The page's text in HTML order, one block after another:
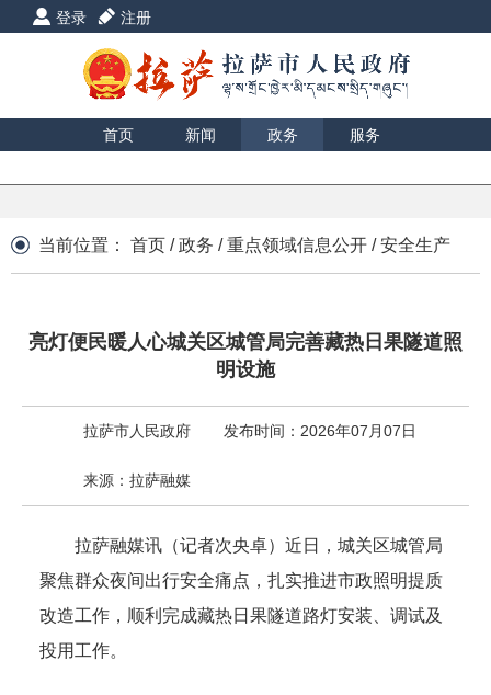
登录 注册
首页 新闻 政务
服务
当前位置： 首页 /政务 /重点领域信息公开 /安全生产
亮灯便民暖人心城关区城管局完善藏热日果隧道照
明设施
拉萨市人民政府 发布时间：2026年07月07日
来源：拉萨融媒
拉萨融媒讯（记者次央卓）近日，城关区城管局
聚焦群众夜间出行安全痛点，扎实推进市政照明提质
改造工作，顺利完成藏热日果隧道路灯安装、调试及
投用工作。